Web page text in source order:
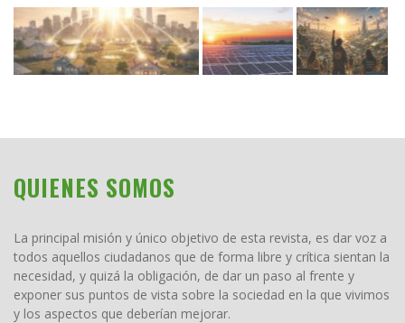
QUIENES SOMOS
La principal misión y único objetivo de esta revista, es dar voz a
todos aquellos ciudadanos que de forma libre y crítica sientan la
necesidad, y quizá la obligación, de dar un paso al frente y
exponer sus puntos de vista sobre la sociedad en la que vivimos
y los aspectos que deberían mejorar.